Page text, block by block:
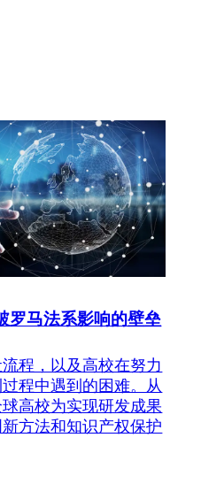
罗马法系影响的壁垒
程，以及高校在努力
程中遇到的困难。从
高校为实现研发成果
方法和知识产权保护